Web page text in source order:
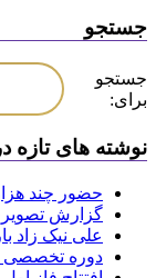
جستجو
جستجو
برای:
نوشته های تازه
حضور چند
گزارش
علی نیک زاد
دوره تخصصی